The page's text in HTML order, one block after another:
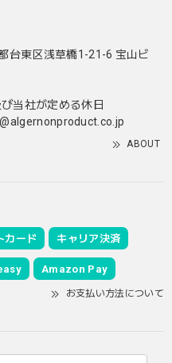
台東区浅草橋1-21-6 宝山ビ
当社が定める休日
ABOUT
カード キャリア決済
Amazon Pay
お支払い方法について